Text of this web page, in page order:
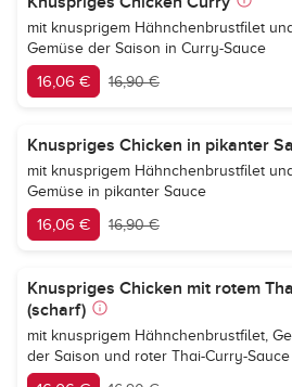
mit knusprigem Hähnchenbrustfilet und
Gemüse der Saison in Curry-Sauce
16,06 € 16,90 €
Knuspriges Chicken in pikanter
mit knusprigem Hähnchenbrustfilet und
Gemüse in pikanter Sauce
16,06 € 16,90 €
Knuspriges Chicken mit rotem
(scharf)
mit knusprigem Hähnchenbrustfilet,
der Saison und roter Thai-Curry-Sauce